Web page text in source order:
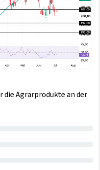
die Agrarprodukte an der